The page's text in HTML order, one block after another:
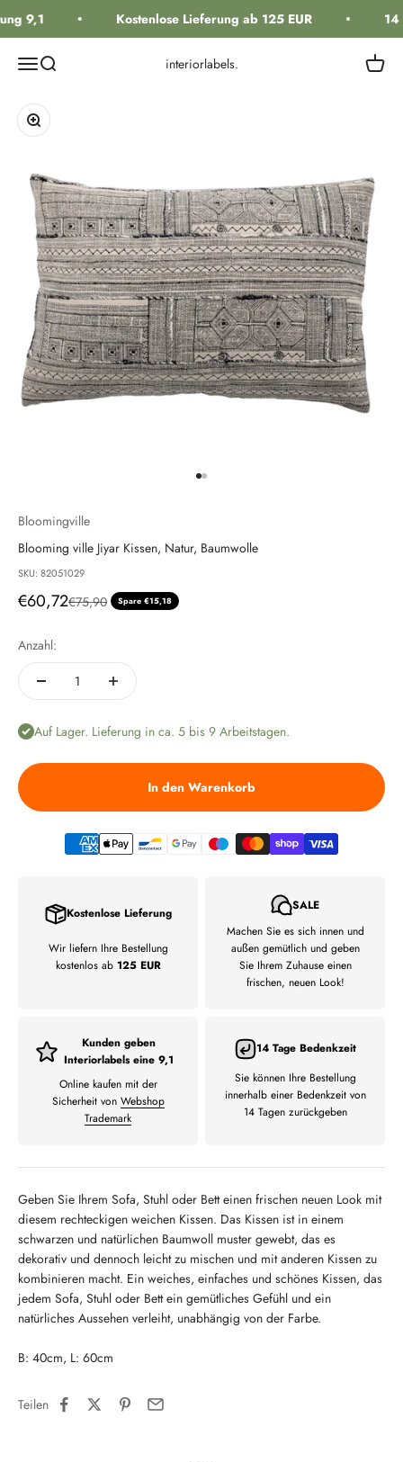
9,1 Kostenlose Lieferung ab 125 EUR 14
Navigationsmenü öffnen
Suche öffnen interiorlabels.
Bild vergrößern
Bloomingville
Blooming ville Jiyar Kissen, Natur, Baumwolle
SKU: 82051029
Angebot
€60,72Regulärer Preis
€75,90 Spare €15,18
Anzahl:
Auf Lager. Lieferung in ca. 5 bis 9 Arbeitstagen.
In den Warenkorb
Kostenlose Lieferung
Wir liefern Ihre Bestellung
kostenlos ab 125 EUR
SALE
Machen Sie es sich innen und
außen gemütlich und geben
Sie Ihrem Zuhause einen
frischen, neuen Look!
Kunden geben
Interiorlabels eine 9,1
Online kaufen mit der
Sicherheit von Webshop
Trademark
14 Tage Bedenkzeit
Sie können Ihre Bestellung
innerhalb einer Bedenkzeit von
14 Tagen zurückgeben
Geben Sie Ihrem Sofa, Stuhl oder Bett einen frischen neuen Look mit
diesem rechteckigen weichen Kissen. Das Kissen ist in einem
schwarzen und natürlichen Baumwoll muster gewebt, das es
dekorativ und dennoch leicht zu mischen und mit anderen Kissen zu
kombinieren macht. Ein weiches, einfaches und schönes Kissen, das
jedem Sofa, Stuhl oder Bett ein gemütliches Gefühl und ein
natürliches Aussehen verleiht, unabhängig von der Farbe.
B: 40cm, L: 60cm
Teilen